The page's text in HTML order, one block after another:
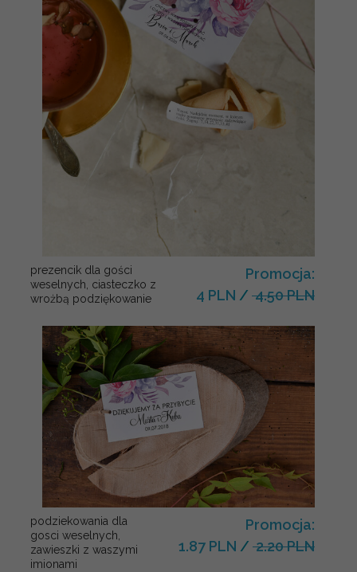
prezencik dla gości
weselnych, ciasteczko z
wrożbą podziękowanie
Promocja:
4 PLN / 4.50 PLN
podziekowania dla
gosci weselnych,
zawieszki z waszymi
imionami
Promocja:
1.87 PLN / 2.20 PLN